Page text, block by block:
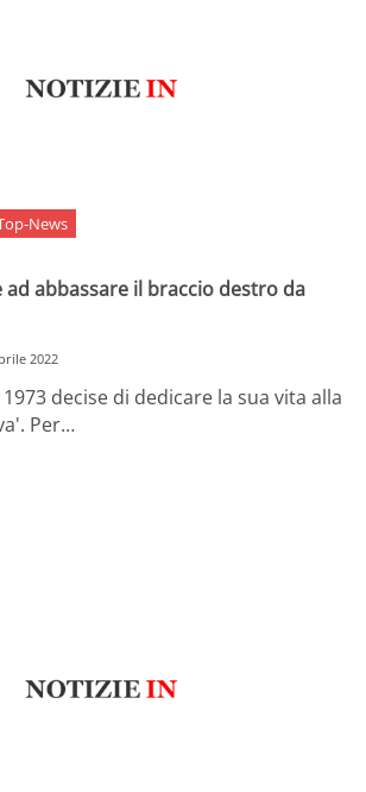
News
abbassare il braccio destro da
2022
decise di dedicare la sua vita alla
Per…